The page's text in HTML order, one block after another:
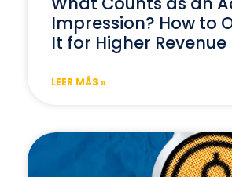
Impression? How to
It for Higher Revenue
LEER MÁS »